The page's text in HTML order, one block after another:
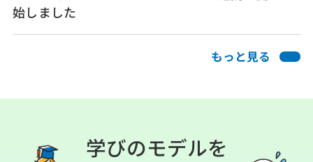
始しました
もっと見る
学びのモデルを